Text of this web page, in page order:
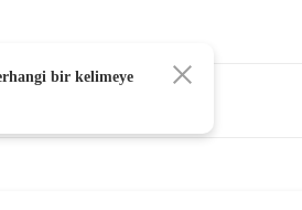
bir kelimeye